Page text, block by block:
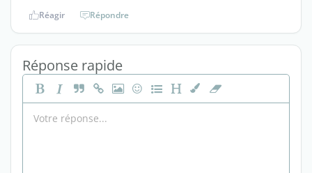
Réagir Répondre
Réponse rapide